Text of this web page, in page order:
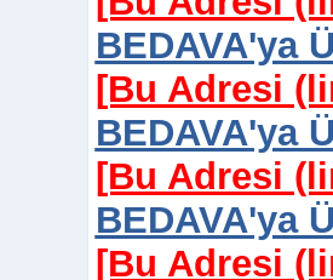
BEDAVA'ya
[Bu Adresi
BEDAVA'ya
[Bu Adresi
BEDAVA'ya
[Bu Adresi